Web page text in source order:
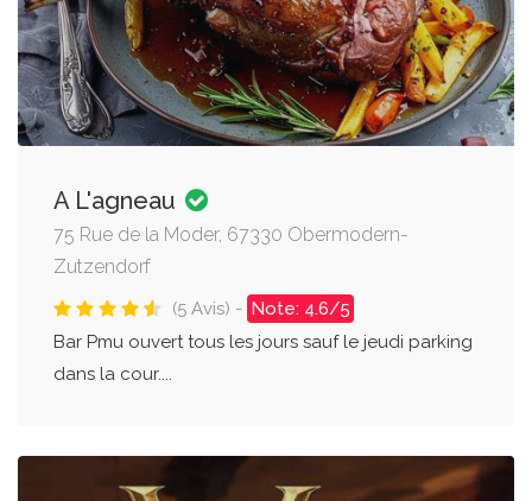
A L'agneau
75 Rue de la Moder, 67330 Obermodern-
Zutzendorf
(5 Avis) - Note: 4.6/5
Bar Pmu ouvert tous les jours sauf le jeudi parking
dans la cour....